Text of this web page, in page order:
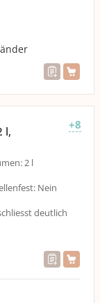
+8
l,
2 l
Nein
deutlich